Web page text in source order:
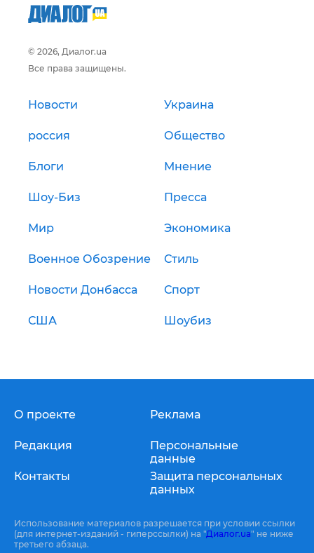
© 2026, Диалог.ua
Все права защищены.
Новости Украина
россия Общество
Блоги Мнение
Шоу-Биз Пресса
Мир Экономика
Военное Обозрение Стиль
Новости Донбасса Спорт
США Шоубиз
О проекте
Редакция
Контакты
Реклама
Персональные
данные
Защита персональных
данных
Использование материалов разрешается при условии ссылки
(для интернет-изданий - гиперссылки) на "Диалог.ua" не ниже
третьего абзаца.